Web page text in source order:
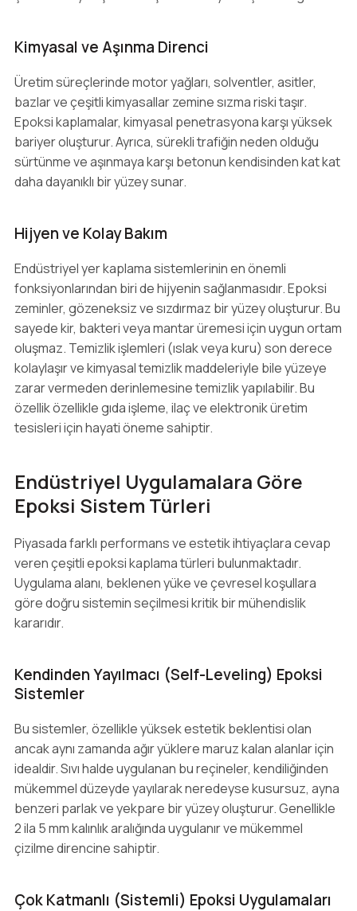
Kimyasal ve Aşınma Direnci
Üretim süreçlerinde motor yağları, solventler, asitler,
bazlar ve çeşitli kimyasallar zemine sızma riski taşır.
Epoksi kaplamalar, kimyasal penetrasyona karşı yüksek
bariyer oluşturur. Ayrıca, sürekli trafiğin neden olduğu
sürtünme ve aşınmaya karşı betonun kendisinden kat kat
daha dayanıklı bir yüzey sunar.
Hijyen ve Kolay Bakım
Endüstriyel yer kaplama sistemlerinin en önemli
fonksiyonlarından biri de hijyenin sağlanmasıdır. Epoksi
zeminler, gözeneksiz ve sızdırmaz bir yüzey oluşturur. Bu
sayede kir, bakteri veya mantar üremesi için uygun ortam
oluşmaz. Temizlik işlemleri (ıslak veya kuru) son derece
kolaylaşır ve kimyasal temizlik maddeleriyle bile yüzeye
zarar vermeden derinlemesine temizlik yapılabilir. Bu
özellik özellikle gıda işleme, ilaç ve elektronik üretim
tesisleri için hayati öneme sahiptir.
Endüstriyel Uygulamalara Göre
Epoksi Sistem Türleri
Piyasada farklı performans ve estetik ihtiyaçlara cevap
veren çeşitli epoksi kaplama türleri bulunmaktadır.
Uygulama alanı, beklenen yüke ve çevresel koşullara
göre doğru sistemin seçilmesi kritik bir mühendislik
kararıdır.
Kendinden Yayılmacı (Self-Leveling) Epoksi
Sistemler
Bu sistemler, özellikle yüksek estetik beklentisi olan
ancak aynı zamanda ağır yüklere maruz kalan alanlar için
idealdir. Sıvı halde uygulanan bu reçineler, kendiliğinden
mükemmel düzeyde yayılarak neredeyse kusursuz, ayna
benzeri parlak ve yekpare bir yüzey oluşturur. Genellikle
2 ila 5 mm kalınlık aralığında uygulanır ve mükemmel
çizilme direncine sahiptir.
Çok Katmanlı (Sistemli) Epoksi Uygulamaları